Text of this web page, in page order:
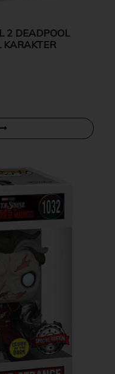
2 DEADPOOL
KARAKTER